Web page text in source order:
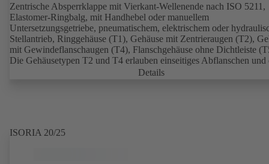
Zentrische Absperrklappe mit Vierkant-Wellenende nach ISO 5211,
Elastomer-Ringbalg, mit Handhebel oder manuellem
Untersetzungsgetriebe, pneumatischem, elektrischem oder
Stellantrieb, Ringgehäuse (T1), Gehäuse mit Zentrieraugen (T2),
mit Gewindeflanschaugen (T4), Flanschgehäuse ohne Dichtleiste
Die Gehäusetypen T2 und T4 erlauben einseitiges Abflanschen und
Einbau als Endarmatur mit Gegenflansch. Anschlüsse nach EN,
Details
ISORIA 20/25